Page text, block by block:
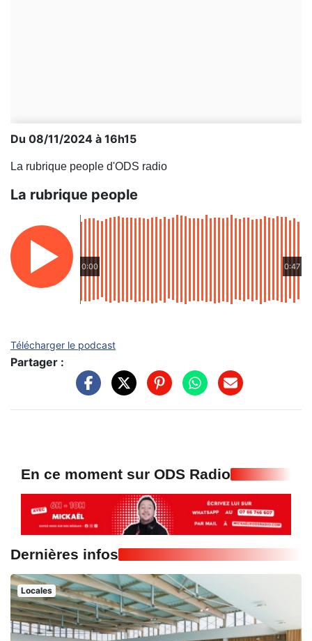
Du 08/11/2024 à 16h15
La rubrique people d'ODS radio
La rubrique people
0:00 0:47
Télécharger le podcast
Partager :
En ce moment sur ODS Radio
Dernières infos
Locales